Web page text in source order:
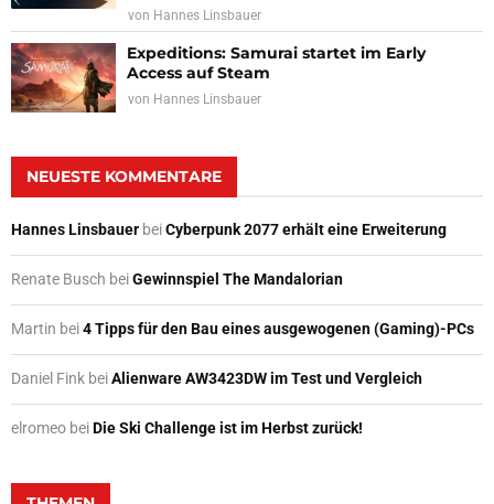
von Hannes Linsbauer
Expeditions: Samurai startet im Early
Access auf Steam
von Hannes Linsbauer
NEUESTE KOMMENTARE
Hannes Linsbauer beiCyberpunk 2077 erhält eine Erweiterung
Renate Busch beiGewinnspiel The Mandalorian
Martin bei4 Tipps für den Bau eines ausgewogenen (Gaming)-PCs
Daniel Fink beiAlienware AW3423DW im Test und Vergleich
elromeo beiDie Ski Challenge ist im Herbst zurück!